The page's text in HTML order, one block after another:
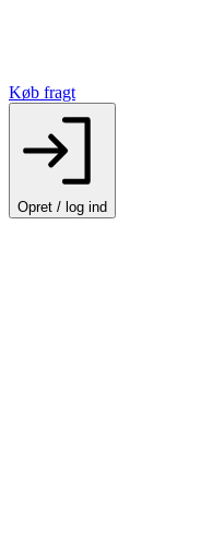
Køb fragt
Opret / log ind